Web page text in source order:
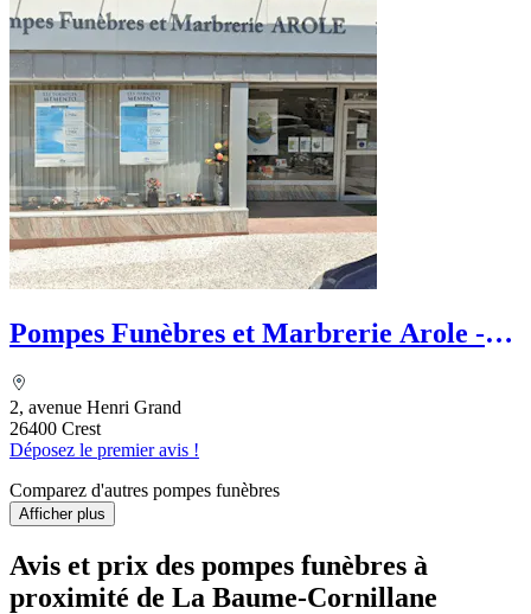
Pompes Funèbres et Marbrerie Arole -
2, avenue Henri Grand
26400 Crest
Déposez le premier avis !
Comparez d'autres pompes funèbres
Afficher plus
Avis et prix des pompes funèbres à
proximité de La Baume-Cornillane